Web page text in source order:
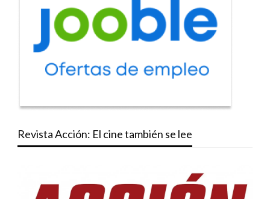
Revista Acción: El cine también se lee